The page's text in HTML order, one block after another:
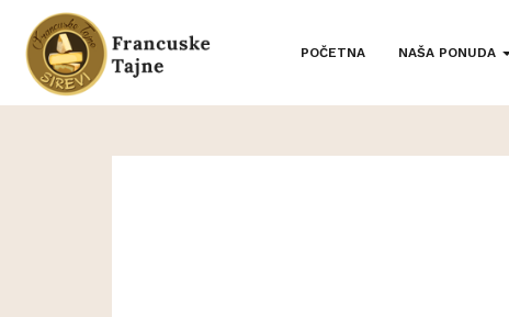
POČETNA NAŠA PONUDA